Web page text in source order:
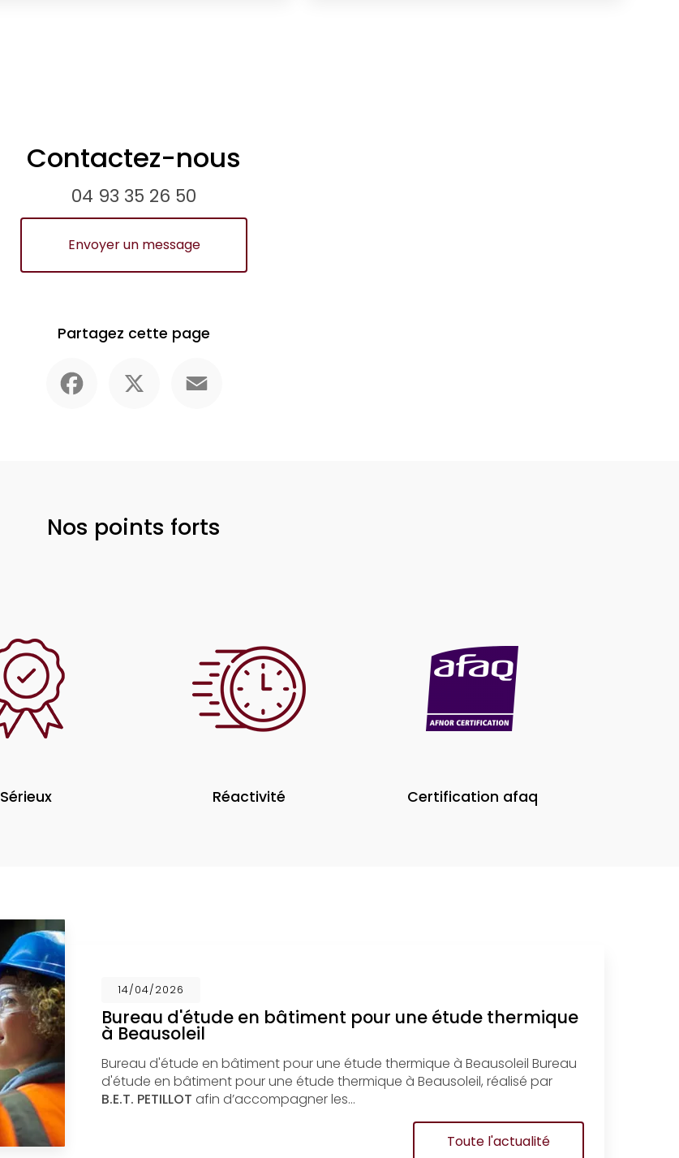
Contactez-nous
04 93 35 26 50
Envoyer un message
Partagez cette page
Nos points forts
Sérieux Réactivité Certification afaq
14/04/2026
Bureau d'étude en bâtiment pour une étude thermique
à Beausoleil
Bureau d'étude en bâtiment pour une étude thermique à Beausoleil Bureau
d'étude en bâtiment pour une étude thermique à Beausoleil, réalisé par
B.E.T. PETILLOT afin d’accompagner les…
Toute l'actualité